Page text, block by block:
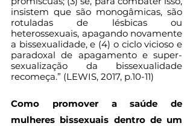
insistem que são monogâmicas, são
rotuladas de lésbicas ou
heterossexuais, apagando novamente
a bissexualidade, e (4) o ciclo vicioso e
paradoxal de apagamento e super-
sexualização da bissexualidade
recomeça.” (LEWIS, 2017, p.10-11)
Como promover a saúde de
mulheres bissexuais dentro de um